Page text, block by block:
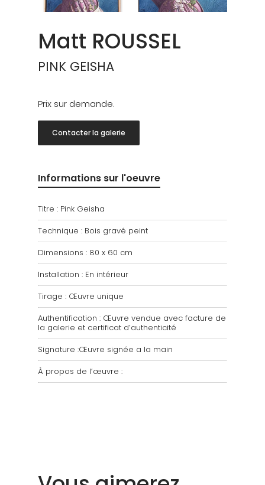
Matt ROUSSEL
PINK GEISHA
Prix sur demande.
Contacter la galerie
Informations sur l'oeuvre
Titre : Pink Geisha
Technique : Bois gravé peint
Dimensions : 80 x 60 cm
Installation : En intérieur
Tirage : Œuvre unique
Authentification : Œuvre vendue avec facture de
la galerie et certificat d’authenticité
Signature :Œuvre signée a la main
À propos de l’œuvre :